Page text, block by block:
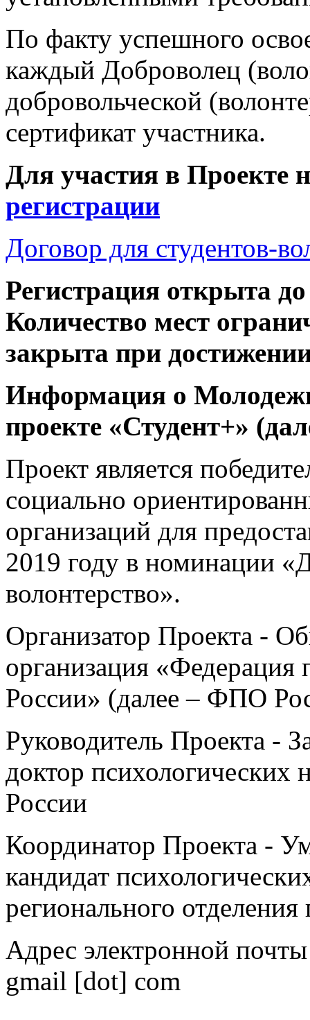
По факту успешного
каждый Доброволец
добровольческой
сертификат участника.
Для участия в Проекте
регистрации
Договор для студентов-
Регистрация открыта
Количество мест
закрыта при
Информация о
проекте «Студент+»
Проект является
социально
организаций для
2019 году в номинации
волонтерство».
Организатор Проекта -
организация «Федерация
России» (далее – ФПО
Руководитель Проекта -
доктор
России
Координатор Проекта -
кандидат
регионального
Адрес электронной
gmail [dot] com